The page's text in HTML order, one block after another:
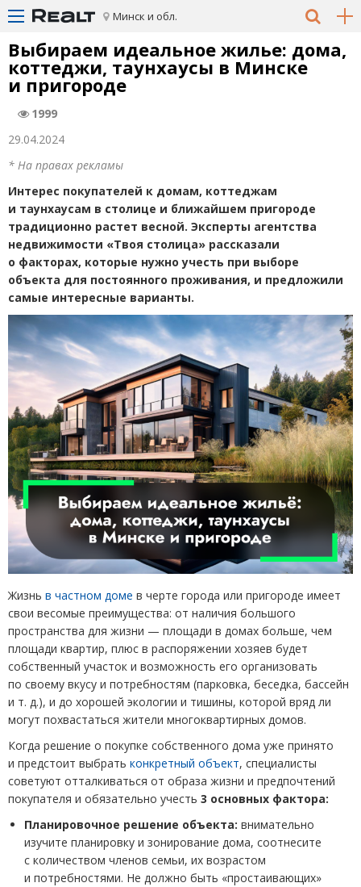
Минск и обл.
Выбираем идеальное жилье: дома,
коттеджи, таунхаусы в Минске
и пригороде
1999
29.04.2024
* На правах рекламы
Интерес покупателей к домам, коттеджам
и таунхаусам в столице и ближайшем пригороде
традиционно растет весной. Эксперты агентства
недвижимости «Твоя столица» рассказали
о факторах, которые нужно учесть при выборе
объекта для постоянного проживания, и предложили
самые интересные варианты.
Жизнь в частном доме в черте города или пригороде имеет
свои весомые преимущества: от наличия большого
пространства для жизни — площади в домах больше, чем
площади квартир, плюс в распоряжении хозяев будет
собственный участок и возможность его организовать
по своему вкусу и потребностям (парковка, беседка, бассейн
и т. д.), и до хорошей экологии и тишины, которой вряд ли
могут похвастаться жители многоквартирных домов.
Когда решение о покупке собственного дома уже принято
и предстоит выбрать конкретный объект, специалисты
советуют отталкиваться от образа жизни и предпочтений
покупателя и обязательно учесть 3 основных фактора:
Планировочное решение объекта: внимательно
изучите планировку и зонирование дома, соотнесите
с количеством членов семьи, их возрастом
и потребностями. Не должно быть «простаивающих»